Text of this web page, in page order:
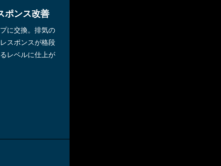
ポンス改善
に交換。排気の
スポンスが格段
レベルに仕上が